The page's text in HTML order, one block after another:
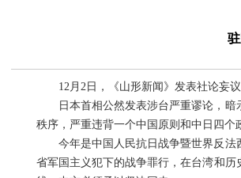
12月2日，《山形新闻》发表社论妄议
日本首相公然发表涉台严重谬论，暗
秩序，严重违背一个中国原则和中日四
今年是中国人民抗日战争暨世界反法西
省军国主义犯下的战争罪行，在台湾和